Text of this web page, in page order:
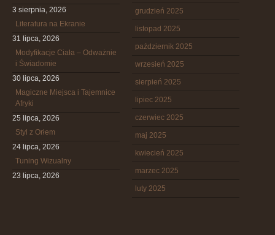
3 sierpnia, 2026
Literatura na Ekranie
31 lipca, 2026
Modyfikacje Ciała – Odważnie
i Świadomie
30 lipca, 2026
Magiczne Miejsca i Tajemnice
Afryki
25 lipca, 2026
Styl z Orłem
24 lipca, 2026
Tuning Wizualny
23 lipca, 2026
grudzień 2025
listopad 2025
październik 2025
wrzesień 2025
sierpień 2025
lipiec 2025
czerwiec 2025
maj 2025
kwiecień 2025
marzec 2025
luty 2025